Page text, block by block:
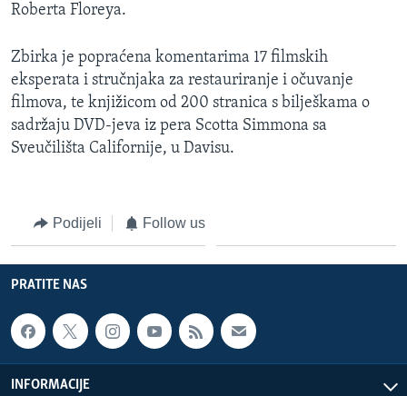
Roberta Floreya.
Zbirka je popraćena komentarima 17 filmskih
eksperata i stručnjaka za restauriranje i očuvanje
filmova, te knjižicom od 200 stranica s bilješkama o
sadržaju DVD-jeva iz pera Scotta Simmona sa
Sveučilišta Californije, u Davisu.
Podijeli Follow us
PRATITE NAS
INFORMACIJE